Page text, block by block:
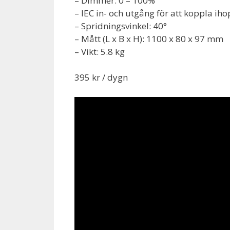
– IEC in- och utgång för att koppla
– Spridningsvinkel: 40°
– Mått (L x B x H): 1100 x 80 x 97 mm
– Vikt: 5.8 kg
395 kr / dygn